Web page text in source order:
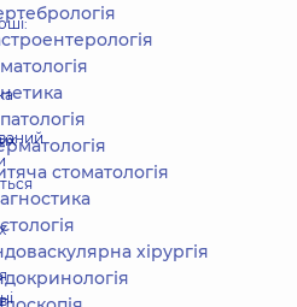
стоматологія
хірургія